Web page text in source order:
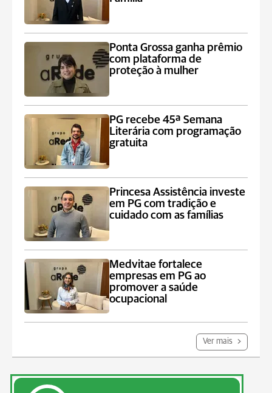
Ponta Grossa ganha prêmio
com plataforma de
proteção à mulher
PG recebe 45ª Semana
Literária com programação
gratuita
Princesa Assistência investe
em PG com tradição e
cuidado com as famílias
Medvitae fortalece
empresas em PG ao
promover a saúde
ocupacional
Ver mais